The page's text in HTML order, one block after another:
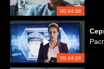
00:44:08
00:44:24